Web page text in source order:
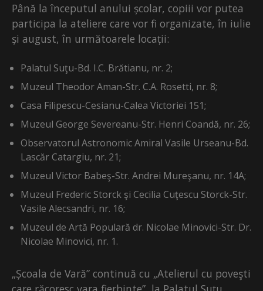
Până la începutul anului școlar, copiii vor putea
participa la ateliere care vor fi organizate, în iulie
și august, în următoarele locații:
Palatul Suţu-Bd. I.C. Brătianu, nr. 2;
Muzeul Theodor Aman-Str. C.A. Rosetti, nr. 8;
Casa Filipescu-Cesianu-Calea Victoriei 151;
Muzeul George Severeanu-Str. Henri Coandă, nr. 26;
Observatorul Astronomic Amiral Vasile Urseanu-Bd.
Lascăr Catargiu, nr. 21;
Muzeul Victor Babeş-Str. Andrei Mureşanu, nr. 14A;
Muzeul Frederic Storck şi Cecilia Cuţescu Storck-Str.
Vasile Alecsandri, nr. 16;
Muzeul de Artă Populară dr. Nicolae Minovici-Str. Dr.
Nicolae Minovici, nr. 1.
„Școala de Vară” continuă cu „Atelierul cu poveşti